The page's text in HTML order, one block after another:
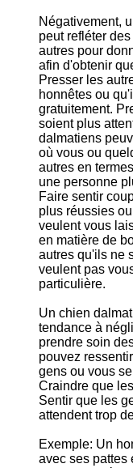
Négativement,
peut refléter
autres pour
afin d'obtenir
Presser les
honnêtes ou
gratuitement.
soient plus
dalmatiens
où vous ou
autres en
une personne
Faire sentir
plus réussies
veulent vous
en matière de
autres qu'ils ne
veulent pas
particulière.
Un chien
tendance à
prendre soin
pouvez
gens ou vous
Craindre que
Sentir que les
attendent trop
Exemple: Un
avec ses pattes